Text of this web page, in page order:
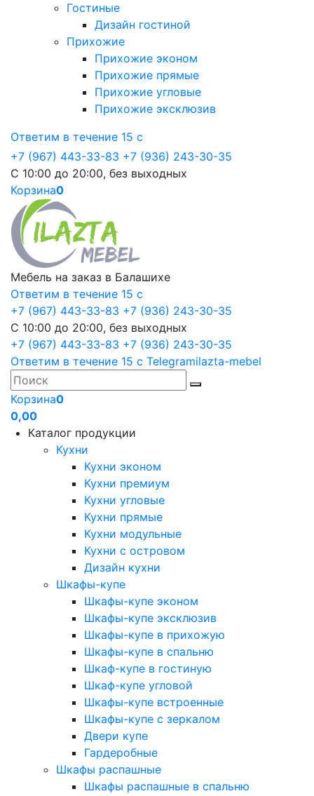
Гостиные
Дизайн гостиной
Прихожие
Прихожие эконом
Прихожие прямые
Прихожие угловые
Прихожие эксклюзив
Ответим в течение 15 с
+7 (967) 443-33-83 +7 (936) 243-30-35
С 10:00 до 20:00, без выходных
Корзина0
Мебель на заказ в Балашихе
Ответим в течение 15 с
+7 (967) 443-33-83 +7 (936) 243-30-35
С 10:00 до 20:00, без выходных
+7 (967) 443-33-83 +7 (936) 243-30-35
Ответим в течение 15 с Telegramilazta-mebel
Корзина0
0,00
Каталог продукции
Кухни
Кухни эконом
Кухни премиум
Кухни угловые
Кухни прямые
Кухни модульные
Кухни с островом
Дизайн кухни
Шкафы-купе
Шкафы-купе эконом
Шкафы-купе эксклюзив
Шкафы-купе в прихожую
Шкафы-купе в спальню
Шкаф-купе в гостиную
Шкаф-купе угловой
Шкафы-купе встроенные
Шкафы-купе с зеркалом
Двери купе
Гардеробные
Шкафы распашные
Шкафы распашные в спальню